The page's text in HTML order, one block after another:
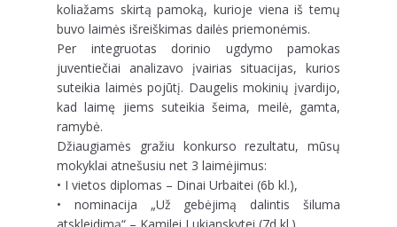
koliažams skirtą pamoką, kurioje viena iš temų
buvo laimės išreiškimas dailės priemonėmis.
Per integruotas dorinio ugdymo pamokas
juventiečiai analizavo įvairias situacijas, kurios
suteikia laimės pojūtį. Daugelis mokinių įvardijo,
kad laimę jiems suteikia šeima, meilė, gamta,
ramybė.
Džiaugiamės gražiu konkurso rezultatu, mūsų
mokyklai atnešusiu net 3 laimėjimus:
• I vietos diplomas – Dinai Urbaitei (6b kl.),
• nominacija „Už gebėjimą dalintis šiluma